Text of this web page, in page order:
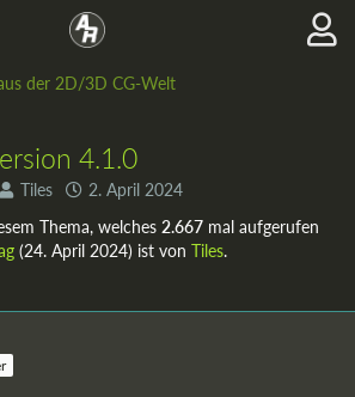
der 2D/3D CG-Welt
4.1.0
Tiles
2. April 2024
Thema, welches 2.667 mal aufgerufen
(24. April 2024) ist von Tiles.